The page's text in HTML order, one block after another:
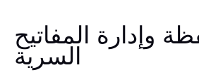
وإدارة المفاتيح
السرية